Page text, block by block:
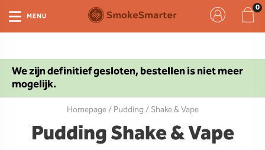
We zijn definitief gesloten, bestellen is niet meer
mogelijk.
MENU
Homepage/Pudding/ Shake & Vape
Pudding Shake & Vape